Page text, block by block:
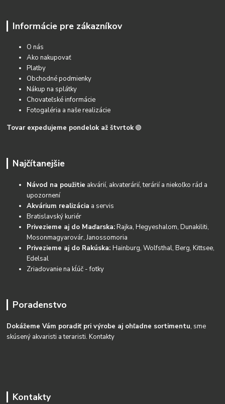
Informácie pre zákazníkov
O nás
Ako nakupovať
Platby
Obchodné podmienky
Nákup na splátky
Chovateľské informácie
Fotogaléria a naše realizácie
Tovar expedujeme pondelok až štvrtok 🟢
Najčítanejšie
Návod na použitie akvárií, akvaterárií, terárií a niekoľko rád a
upozornení
Akvárium realizácia a servis
Bratislavský kuriér
Privezieme aj do Maďarska:Rajka, Hegyeshalom, Dunakiliti,
Mosonmagyarovár, Janossomoria
Privezieme aj do Rakúska:Hainburg, Wolfsthal, Berg, Kittsee,
Edelsal
Zriaďovanie na kĺúč - fotky
Poradenstvo
Dokážeme Vám poradiť pri výrobe aj ohľadne sortimentu, sme
skúsený akvaristi a teraristi.Kontakty
Kontakty